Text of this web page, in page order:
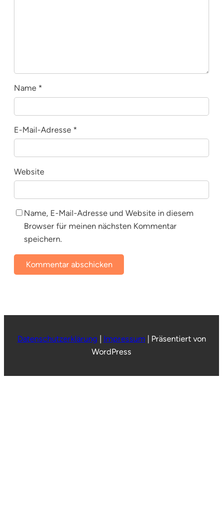
Name *
E-Mail-Adresse *
Website
Name, E-Mail-Adresse und Website in diesem
Browser für meinen nächsten Kommentar
speichern.
Datenschutzerklärung Impressum
Präsentiert von
WordPress